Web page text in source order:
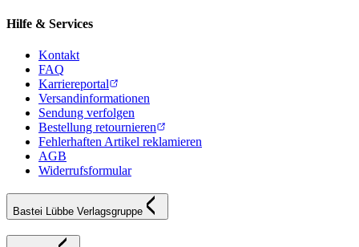
Hilfe & Services
Kontakt
FAQ
Karriereportal
Versandinformationen
Sendung verfolgen
Bestellung retournieren
Fehlerhaften Artikel reklamieren
AGB
Widerrufsformular
Bastei Lübbe Verlagsgruppe